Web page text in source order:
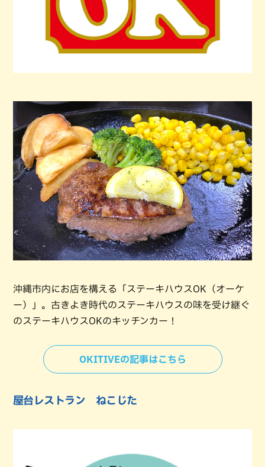
沖縄市内にお店を構える「ステーキハウスOK（オーケ
ー）」。古きよき時代のステーキハウスの味を受け継ぐ
のステーキハウスOKのキッチンカー！
OKITIVEの記事はこちら
屋台レストラン ねこじた